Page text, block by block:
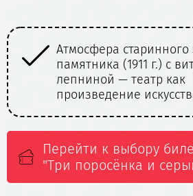
театральной постановкой этой
работа режиссёра Светланы
Московском драматическом
Главной особенностью данного
является то, что он –
увидеть большое количество
хореографических номеров,
исполненных актёрами этой
А заказать билеты на
серый волк» можно всем детям,
Заказывайте с помощью нашего
старинного здания-
(1911 г.) с витражами и
— театр как
искусства.
Перейти к выбору
"Три поросёнка и